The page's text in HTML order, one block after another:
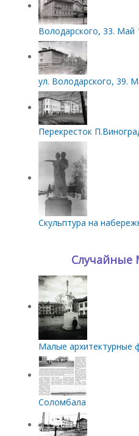
Володарского, 33. Май
ул. Володарского, 39.
Перекресток
Скульптура на
Случайные
Малые архитектурные
Соломбала